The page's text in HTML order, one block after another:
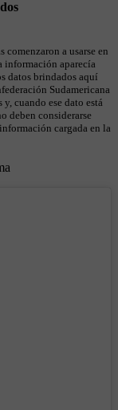
comenzaron a usarse en
información aparecía
datos brindados aquí
Sudamericana
cuando ese dato está
deben considerarse
cargada en la